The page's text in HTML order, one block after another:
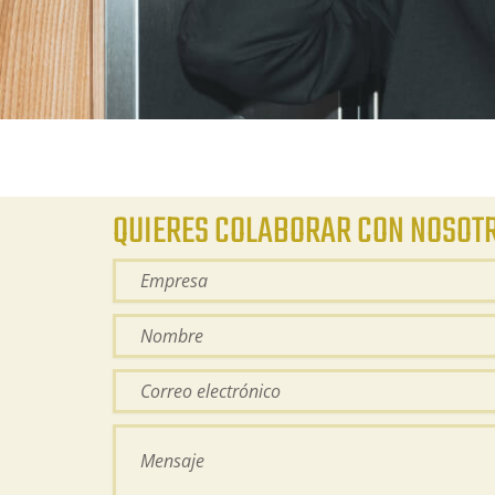
QUIERES COLABORAR CON